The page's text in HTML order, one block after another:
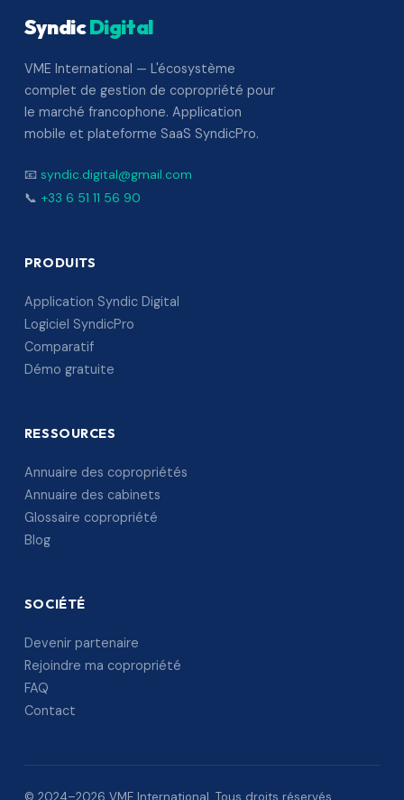
SyndicDigital
VME International — L'écosystème
complet de gestion de copropriété pour
le marché francophone. Application
mobile et plateforme SaaS SyndicPro.
📧 syndic.digital@gmail.com
📞 +33 6 51 11 56 90
PRODUITS
Application Syndic Digital
Logiciel SyndicPro
Comparatif
Démo gratuite
RESSOURCES
Annuaire des copropriétés
Annuaire des cabinets
Glossaire copropriété
Blog
SOCIÉTÉ
Devenir partenaire
Rejoindre ma copropriété
FAQ
Contact
© 2024–2026 VME International. Tous droits réservés.